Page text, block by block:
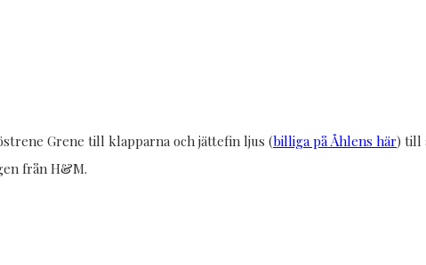
Grene till klapparna och jättefin ljus (billiga på Åhlens här) till
från H&M.